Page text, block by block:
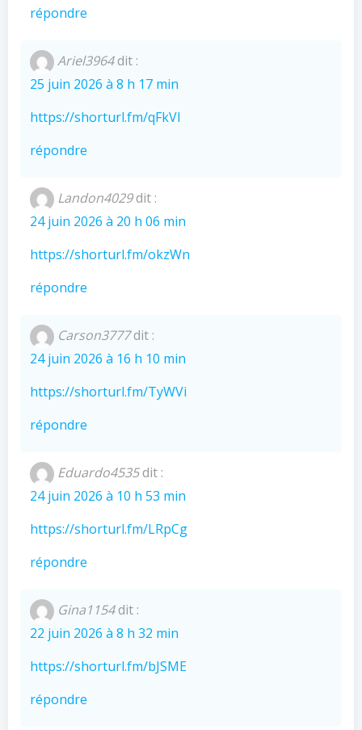
répondre
Ariel3964dit :
25 juin 2026 à 8 h 17 min
https://shorturl.fm/qFkVl
répondre
Landon4029dit :
24 juin 2026 à 20 h 06 min
https://shorturl.fm/okzWn
répondre
Carson3777dit :
24 juin 2026 à 16 h 10 min
https://shorturl.fm/TyWVi
répondre
Eduardo4535dit :
24 juin 2026 à 10 h 53 min
https://shorturl.fm/LRpCg
répondre
Gina1154dit :
22 juin 2026 à 8 h 32 min
https://shorturl.fm/bJSME
répondre